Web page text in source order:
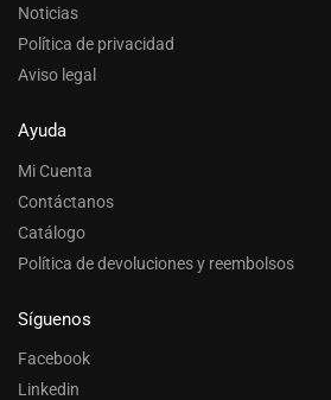
Noticias
Política de privacidad
Aviso legal
Ayuda
Mi Cuenta
Contáctanos
Catálogo
Política de devoluciones y reembolsos
Síguenos
Facebook
Linkedin